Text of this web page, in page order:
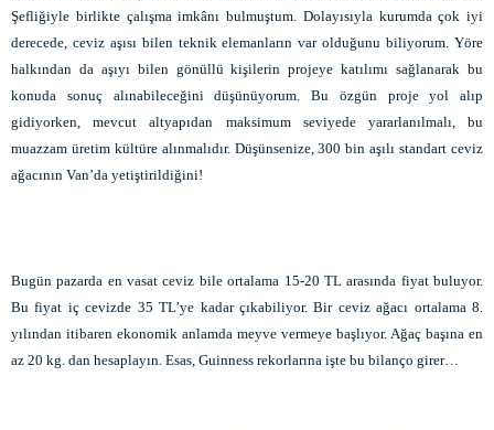
Şefliğiyle birlikte çalışma imkânı bulmuştum. Dolayısıyla kurumda çok iyi
derecede, ceviz aşısı bilen teknik elemanların var olduğunu biliyorum. Yöre
halkından da aşıyı bilen gönüllü kişilerin projeye katılımı sağlanarak bu
konuda sonuç alınabileceğini düşünüyorum. Bu özgün proje yol alıp
gidiyorken, mevcut altyapıdan maksimum seviyede yararlanılmalı, bu
muazzam üretim kültüre alınmalıdır. Düşünsenize, 300 bin aşılı standart ceviz
ağacının Van’da yetiştirildiğini!
Bugün pazarda en vasat ceviz bile ortalama 15-20 TL arasında fiyat buluyor.
Bu fiyat iç cevizde 35 TL’ye kadar çıkabiliyor. Bir ceviz ağacı ortalama 8.
yılından itibaren ekonomik anlamda meyve vermeye başlıyor. Ağaç başına en
az 20 kg. dan hesaplayın. Esas, Guinness rekorlarına işte bu bilanço girer…